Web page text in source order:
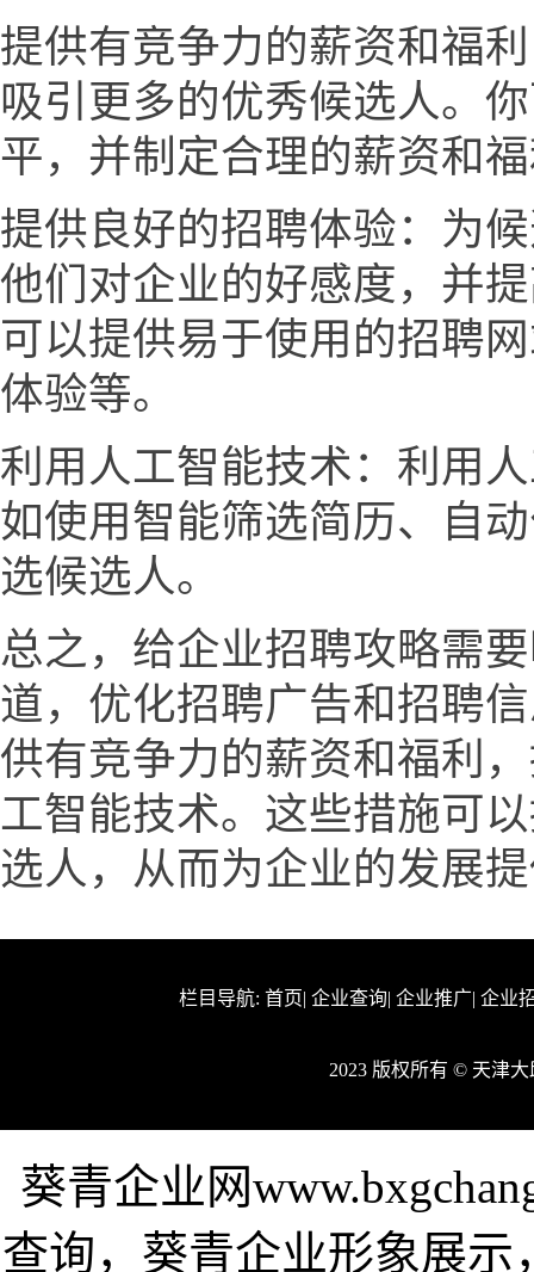
提供有竞争力的薪资和福
吸引更多的优秀候选人。
平，并制定合理的薪资和
提供良好的招聘体验：为
他们对企业的好感度，并
可以提供易于使用的招聘
体验等。
利用人工智能技术：利用
如使用智能筛选简历、自
选候选人。
总之，给企业招聘攻略需
道，优化招聘广告和招聘
供有竞争力的薪资和福利
工智能技术。这些措施可
选人，从而为企业的发展
栏目导航: 首页| 企业查询| 企业推广| 企业
2023 版权所有 © 天津
葵青企业网
查询，葵青企业形象展